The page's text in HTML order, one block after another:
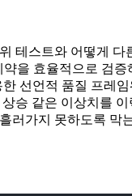
테스트와 어떻게 다
약을 효율적으로 검증
한 선언적 품질 프레
승 같은 이상치를
러가지 못하도록 막